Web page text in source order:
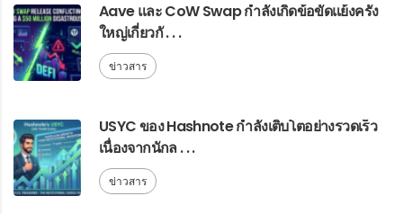
Aave และ CoW Swap กำลังเกิดข้อขัดแย้งครั้ง
ใหญ่เกี่ยวกั . . .
ข่าวสาร
USYC ของ Hashnote กำลังเติบโตอย่างรวดเร็ว
เนื่องจากนักล . . .
ข่าวสาร